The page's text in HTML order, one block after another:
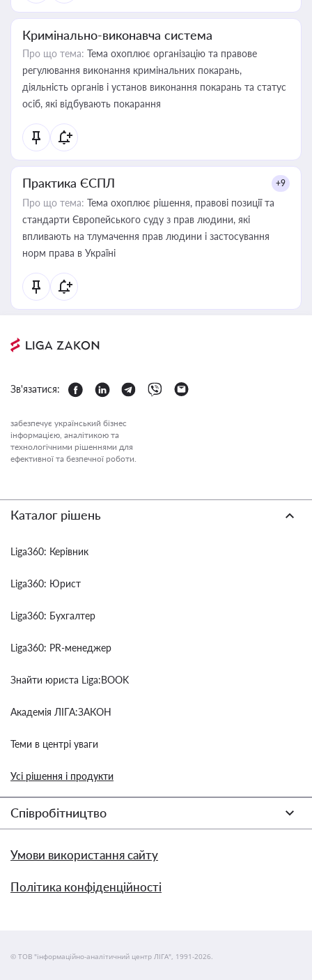
Кримінально-виконавча система
Про що тема: Тема охоплює організацію та правове
регулювання виконання кримінальних покарань,
діяльність органів і установ виконання покарань та статус
осіб, які відбувають покарання
Практика ЄСПЛ +9
Про що тема: Тема охоплює рішення, правові позиції та
стандарти Європейського суду з прав людини, які
впливають на тлумачення прав людини і застосування
норм права в Україні
Зв'язатися:
забезпечує український бізнес
інформацією, аналітикою та
технологічними рішеннями для
ефективної та безпечної роботи.
Каталог рішень
Liga360: Керівник
Liga360: Юрист
Liga360: Бухгалтер
Liga360: PR-менеджер
Знайти юриста Liga:BOOK
Академія ЛІГА:ЗАКОН
Теми в центрі уваги
Усі рішення і продукти
Співробітництво
Умови використання сайту
Політика конфіденційності
© ТОВ "інформаційно-аналітичний центр ЛІГА", 1991-2026.